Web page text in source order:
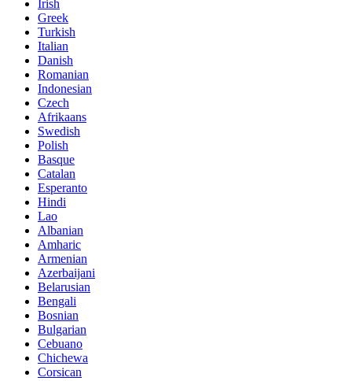
Irish
Greek
Turkish
Italian
Danish
Romanian
Indonesian
Czech
Afrikaans
Swedish
Polish
Basque
Catalan
Esperanto
Hindi
Lao
Albanian
Amharic
Armenian
Azerbaijani
Belarusian
Bengali
Bosnian
Bulgarian
Cebuano
Chichewa
Corsican